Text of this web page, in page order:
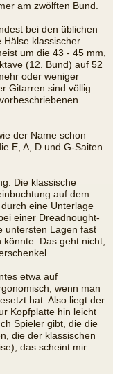
am zwölften Bund.
bei den üblichen
Hälse klassischer
um die 43 - 45 mm,
(12. Bund) auf 52
oder weniger
Gitarren sind völlig
der Name schon
E, A, D und G-Saiten
Die klassische
auf dem
eine Unterlage
einer Dreadnought-
untersten Lagen fast
Das geht nicht,
etwa auf
wenn man
hat. Also liegt der
Kopfplatte hin leicht
Spieler gibt, die die
die der klassischen
das scheint mir